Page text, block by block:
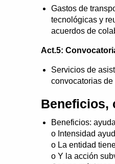
Gastos de
tecnológicas y
acuerdos de
Act.5:
Servicios de
convocatorias
Beneficios,
Beneficios:
o Intensidad
o La entidad
o Y la acción